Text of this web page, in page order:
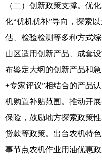
（二）创新政策支撑。优
化“优机优补”导向，探索
估、检验检测等多种方式
山区适用创新产品、成套
布鉴定大纲的创新产品和
+专家评议”相结合的产品
机购置补贴范围。推动开
保险，鼓励地方探索政策
贷款等政策。出台农机特
事节点农机作业用油优惠政